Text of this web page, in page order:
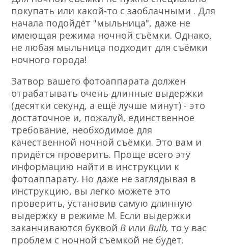
покупать или какой-то с заоблачными . Для
начала подойдёт "мыльница", даже не
имеющая режима ночной съёмки. Однако,
не любая мыльница подходит для съёмки
ночного города!
Затвор вашего фотоаппарата должен
отрабатывать очень длинные выдержки
(десятки секунд, а ещё лучше минут) - это
достаточное и, пожалуй, единственное
требование, необходимое для
качественной ночной съёмки. Это вам и
придётся проверить. Проще всего эту
информацию найти в инструкции к
фотоаппарату. Но даже не заглядывая в
инструкцию, вы легко можете это
проверить, установив самую длинную
выдержку в режиме М. Если выдержки
заканчиваются буквойВ илиBulb, то у вас
проблем с ночной съёмкой не будет.